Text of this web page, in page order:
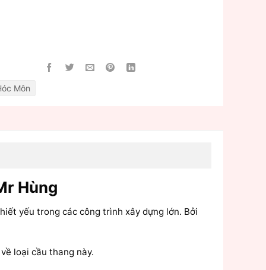
Môn‎
Hùng
yếu trong các công trình xây dựng lớn. Bởi
loại cầu thang này.